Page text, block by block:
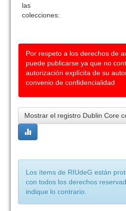
las
colecciones:
Por respeto a los derechos de
puede publicarse ya que no
autorización explícita de su
convenio de confidencialidad
Mostrar el registro Dublin Core
Los ítems de RIUdeG están
con todos los derechos
indique lo contrario.